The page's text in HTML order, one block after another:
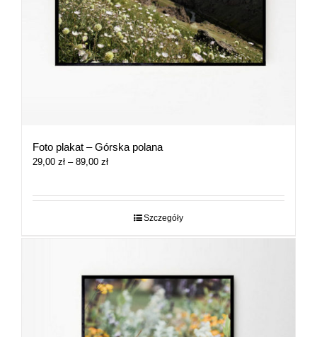
Foto plakat – Górska polana
29,00 zł – 89,00 złZakres
29,00 zł
Szczegóły